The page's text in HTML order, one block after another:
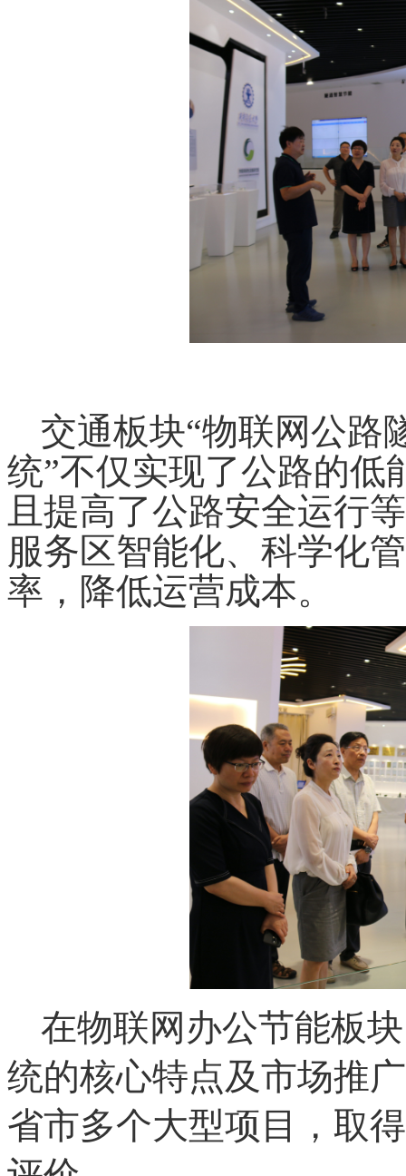
交通板块“物联网公路
统”不仅实现了公路的低
且提高了公路安全运行
服务区智能化、科学化
率，降低运营成本。
在物联网办公节能板
统的核心特点及市场推
省市多个大型项目，取